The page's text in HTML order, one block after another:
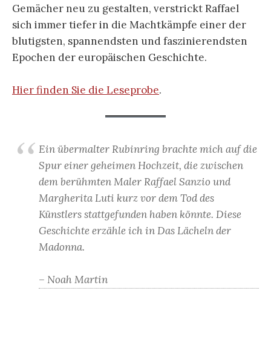
Gemächer neu zu gestalten, verstrickt Raffael
sich immer tiefer in die Machtkämpfe einer der
blutigsten, spannendsten und faszinierendsten
Epochen der europäischen Geschichte.
Hier finden Sie die Leseprobe.
Ein übermalter Rubinring brachte mich auf die
Spur einer geheimen Hochzeit, die zwischen
dem berühmten Maler Raffael Sanzio und
Margherita Luti kurz vor dem Tod des
Künstlers stattgefunden haben könnte. Diese
Geschichte erzähle ich in Das Lächeln der
Madonna.
– Noah Martin